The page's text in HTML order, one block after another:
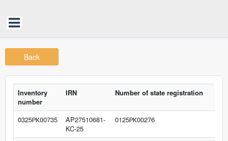
Back
Inventory
number
IRN Number of state registration
0325РК00735
AP27510681-
KC-25
0125РК00276